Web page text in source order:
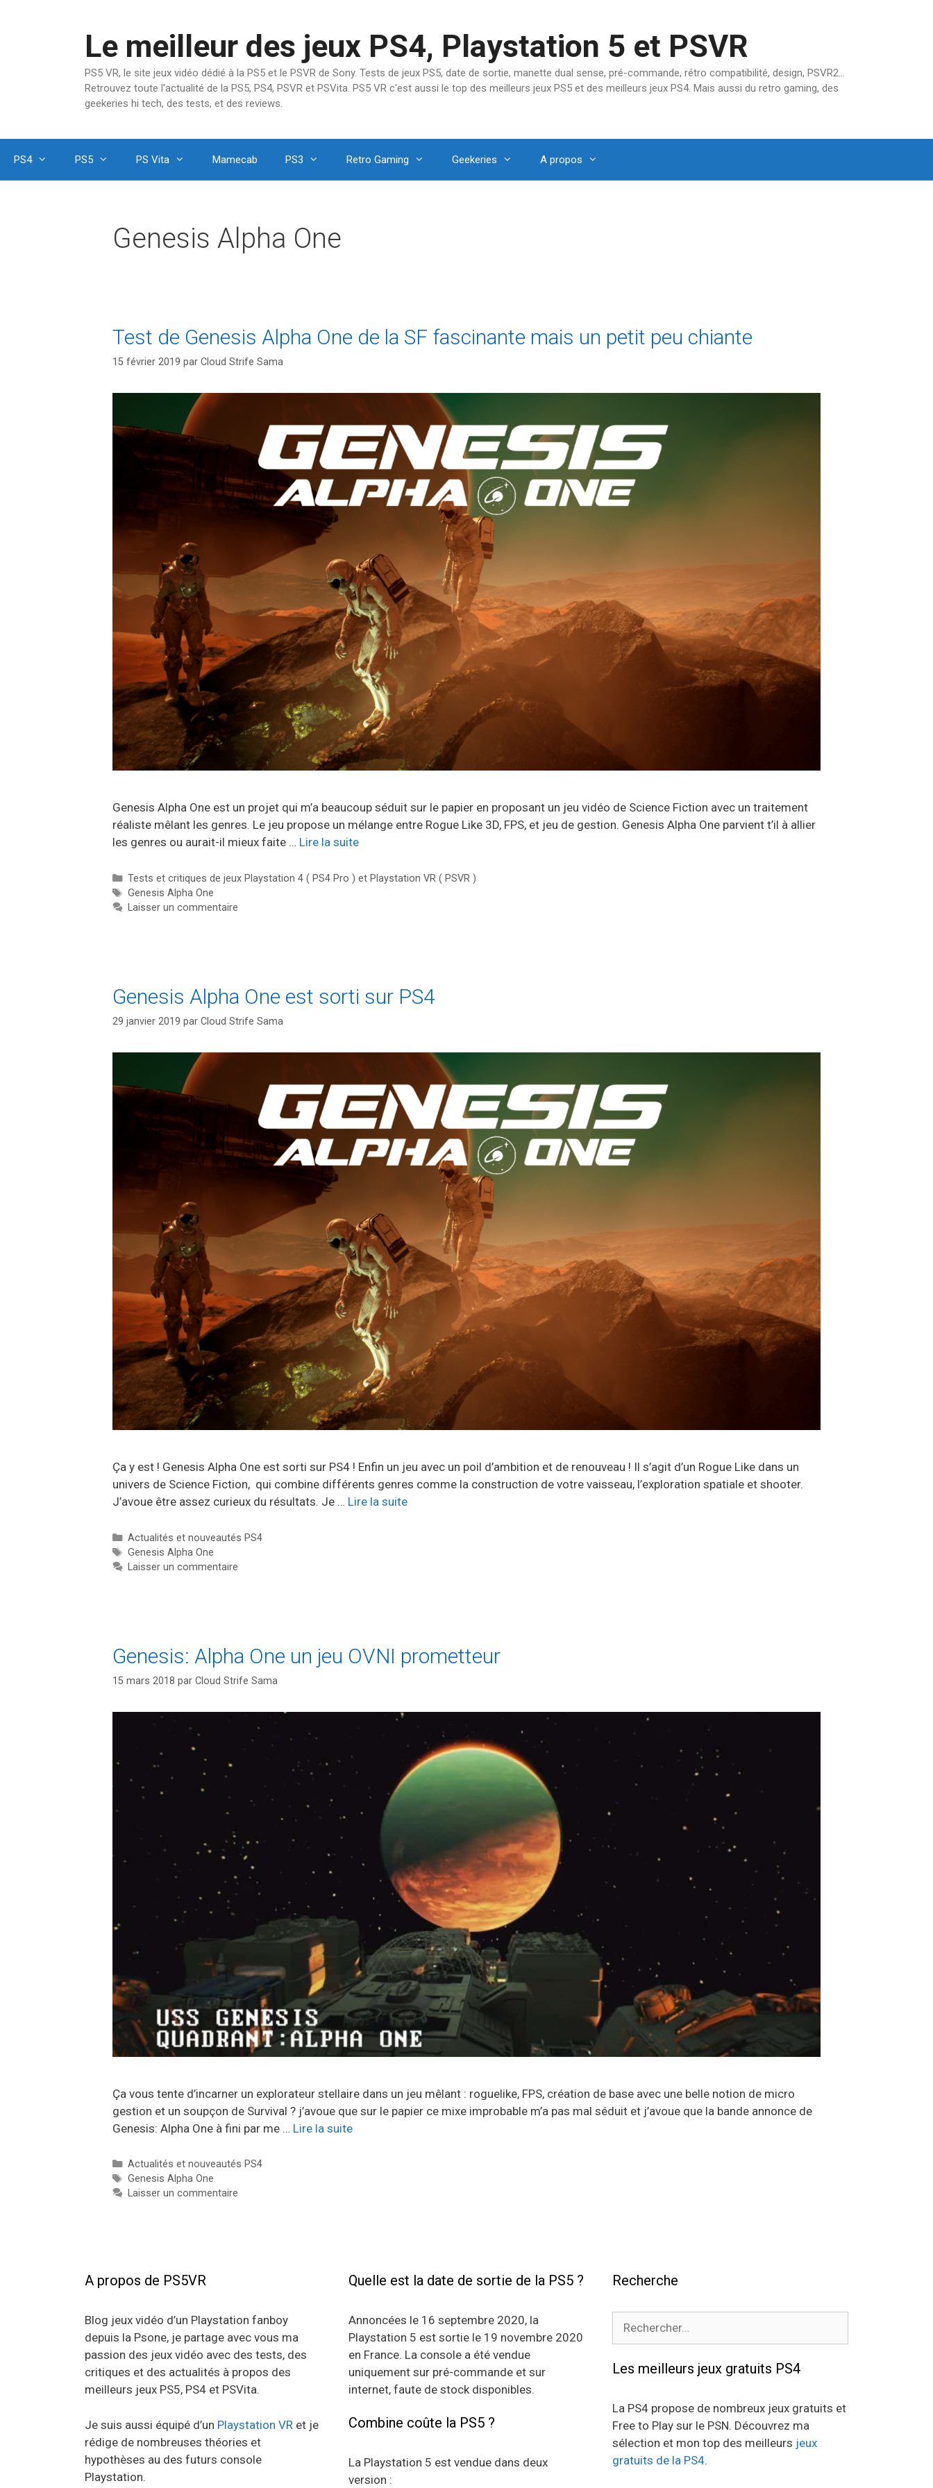
Le meilleur des jeux PS4, Playstation 5 et PSVR
PS5 VR, le site jeux vidéo dédié à la PS5 et le PSVR de Sony. Tests de jeux PS5, date de sortie, manette dual sense, pré-commande, rétro compatibilité, design, PSVR2…
Retrouvez toute l'actualité de la PS5, PS4, PSVR et PSVita. PS5 VR c'est aussi le top des meilleurs jeux PS5 et des meilleurs jeux PS4. Mais aussi du retro gaming, des
geekeries hi tech, des tests, et des reviews.
PS4 PS5 PS Vita Mamecab PS3 Retro Gaming Geekeries A propos
Genesis Alpha One
Test de Genesis Alpha One de la SF fascinante mais un petit peu chiante
15 février 2019 par Cloud Strife Sama
Genesis Alpha One est un projet qui m’a beaucoup séduit sur le papier en proposant un jeu vidéo de Science Fiction avec un traitement
réaliste mêlant les genres. Le jeu propose un mélange entre Rogue Like 3D, FPS, et jeu de gestion. Genesis Alpha One parvient t’il à allier
les genres ou aurait-il mieux faite … Lire la suite
Catégories
Tests et critiques de jeux Playstation 4 ( PS4 Pro ) et Playstation VR ( PSVR )
Étiquettes
Genesis Alpha One
Laisser un commentaire
Genesis Alpha One est sorti sur PS4
29 janvier 2019 par Cloud Strife Sama
Ça y est ! Genesis Alpha One est sorti sur PS4 ! Enfin un jeu avec un poil d’ambition et de renouveau ! Il s’agit d’un Rogue Like dans un
univers de Science Fiction, qui combine différents genres comme la construction de votre vaisseau, l’exploration spatiale et shooter.
J’avoue être assez curieux du résultats. Je … Lire la suite
Catégories
Actualités et nouveautés PS4
Étiquettes
Genesis Alpha One
Laisser un commentaire
Genesis: Alpha One un jeu OVNI prometteur
15 mars 2018 par Cloud Strife Sama
Ça vous tente d’incarner un explorateur stellaire dans un jeu mêlant : roguelike, FPS, création de base avec une belle notion de micro
gestion et un soupçon de Survival ? j’avoue que sur le papier ce mixe improbable m’a pas mal séduit et j’avoue que la bande annonce de
Genesis: Alpha One à fini par me … Lire la suite
Catégories
Actualités et nouveautés PS4
Étiquettes
Genesis Alpha One
Laisser un commentaire
A propos de PS5VR
Blog jeux vidéo d’un Playstation fanboy
depuis la Psone, je partage avec vous ma
passion des jeux vidéo avec des tests, des
critiques et des actualités à propos des
meilleurs jeux PS5, PS4 et PSVita.
Je suis aussi équipé d’un Playstation VR et je
rédige de nombreuses théories et
hypothèses au des futurs console
Playstation.
Quelle est la date de sortie de la PS5 ?
Annoncées le 16 septembre 2020, la
Playstation 5 est sortie le 19 novembre 2020
en France. La console a été vendue
uniquement sur pré-commande et sur
internet, faute de stock disponibles.
Combine coûte la PS5 ?
La Playstation 5 est vendue dans deux
version :
Recherche
Les meilleurs jeux gratuits PS4
La PS4 propose de nombreux jeux gratuits et
Free to Play sur le PSN. Découvrez ma
sélection et mon top des meilleurs jeux
gratuits de la PS4.